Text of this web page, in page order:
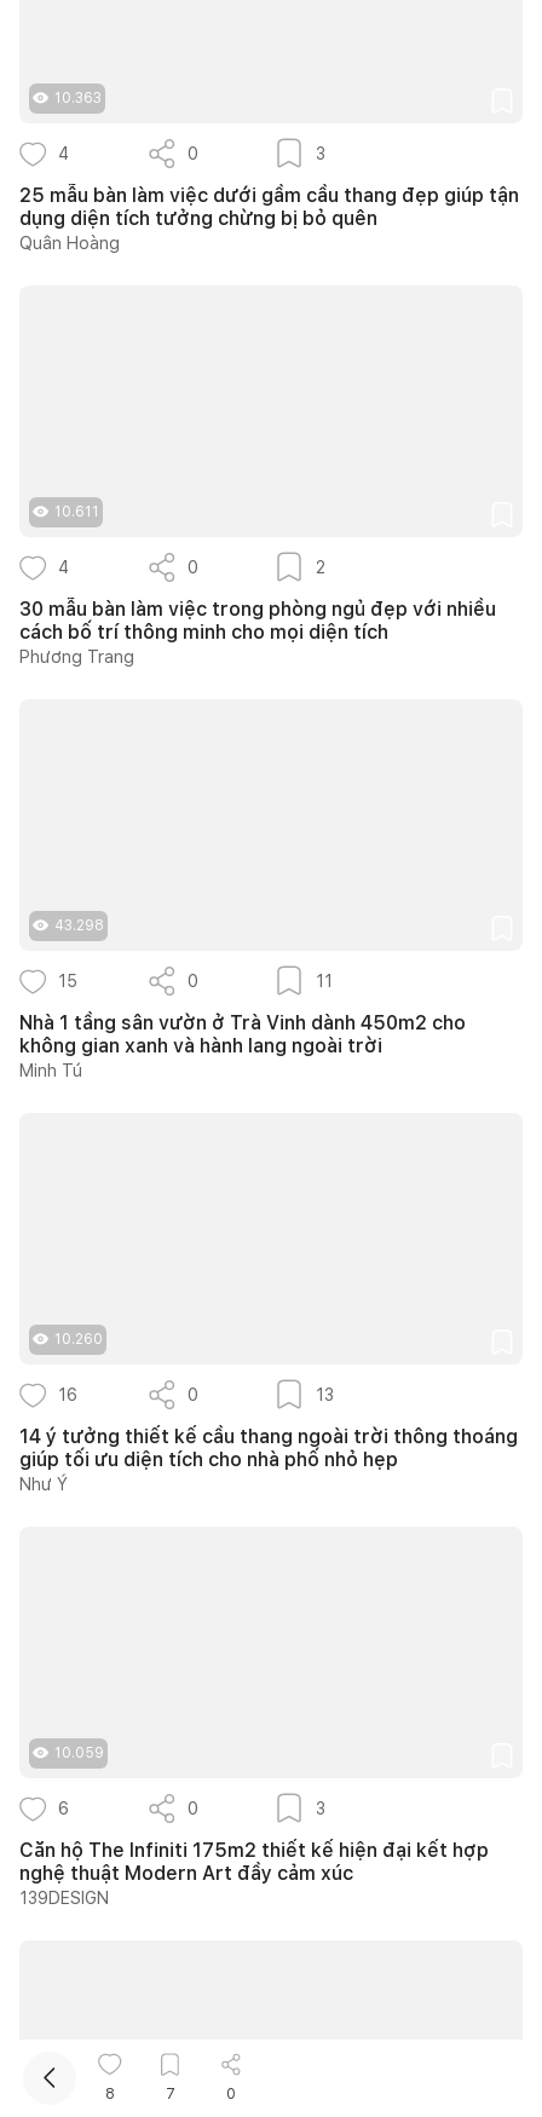
10.363
4 0 3
25 mẫu bàn làm việc dưới gầm cầu thang đẹp giúp tận
dụng diện tích tưởng chừng bị bỏ quên
Quân Hoàng
10.611
4 0 2
30 mẫu bàn làm việc trong phòng ngủ đẹp với nhiều
cách bố trí thông minh cho mọi diện tích
Phương Trang
43.298
15 0 11
Nhà 1 tầng sân vườn ở Trà Vinh dành 450m2 cho
không gian xanh và hành lang ngoài trời
Minh Tú
10.260
16 0 13
14 ý tưởng thiết kế cầu thang ngoài trời thông thoáng
giúp tối ưu diện tích cho nhà phố nhỏ hẹp
Như Ý
10.059
6 0 3
Căn hộ The Infiniti 175m2 thiết kế hiện đại kết hợp
nghệ thuật Modern Art đầy cảm xúc
139DESIGN
8 7 0
Kết nối thiết kế, thi công